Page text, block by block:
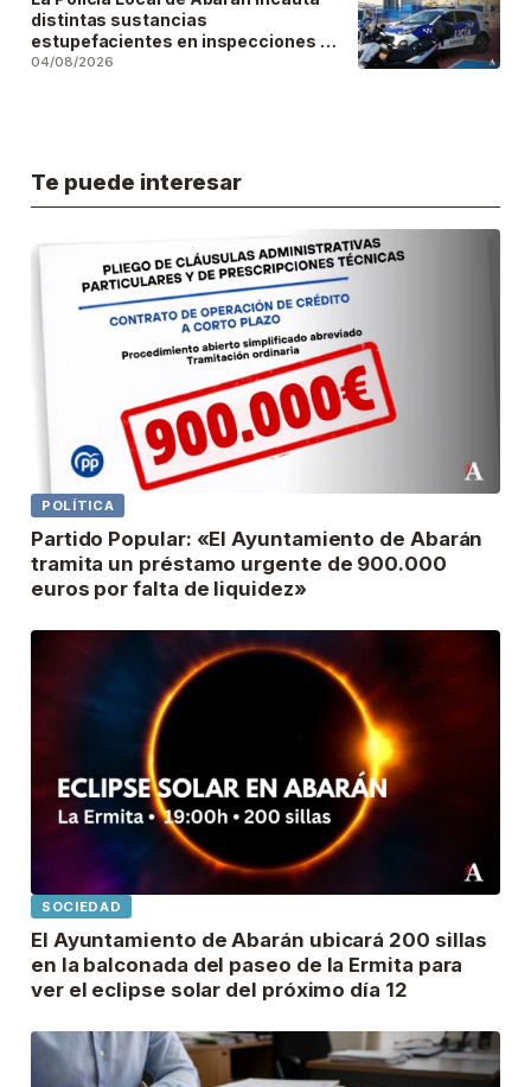
distintas sustancias
estupefacientes en inspecciones a
locales públicos del municipio
04/08/2026
Te puede interesar
POLÍTICA
Partido Popular: «El Ayuntamiento de Abarán
tramita un préstamo urgente de 900.000
euros por falta de liquidez»
SOCIEDAD
El Ayuntamiento de Abarán ubicará 200 sillas
en la balconada del paseo de la Ermita para
ver el eclipse solar del próximo día 12